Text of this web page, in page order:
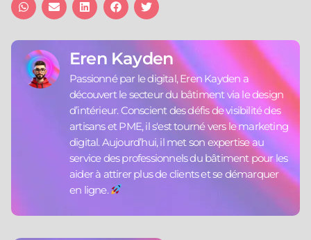
Eren Kayden
Passionné par le digital, Eren Kayden a
découvert le secteur du bâtiment via le design
d’intérieur. Conscient des défis de visibilité des
artisans et PME, il s'est tourné vers le marketing
digital. Aujourd’hui, il met son expertise au
service des professionnels du bâtiment pour les
aider à attirer plus de clients et se démarquer
en ligne.